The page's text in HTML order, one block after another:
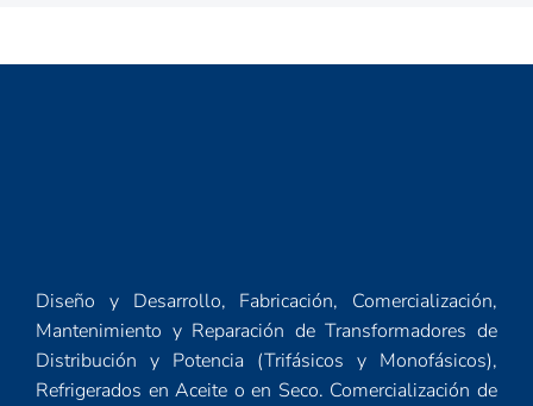
Diseño y Desarrollo, Fabricación, Comercialización,
Mantenimiento y Reparación de Transformadores de
Distribución y Potencia (Trifásicos y Monofásicos),
Refrigerados en Aceite o en Seco. Comercialización de